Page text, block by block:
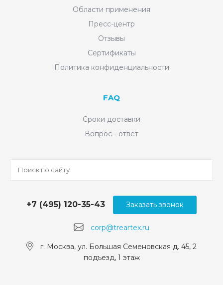
Области применения
Пресс-центр
Отзывы
Сертификаты
Политика конфиденциальности
FAQ
Сроки доставки
Вопрос - ответ
corp@treartex.ru
+7 (495) 120-35-43
г. Москва, ул. Большая Семеновская д. 45, 2
подъезд, 1 этаж
Заказать звонок